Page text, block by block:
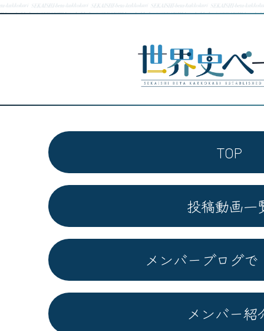
TOP
投稿動画一
メンバーブログで
メンバー紹